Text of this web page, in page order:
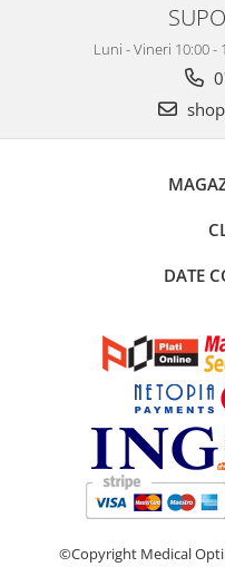
Luni - Vineri 10:00 -
DATE
©Copyright Medical